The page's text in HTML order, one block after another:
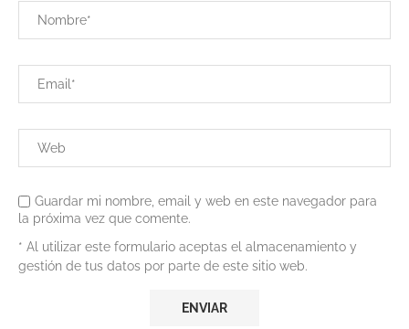
Guardar mi nombre, email y web en este navegador para
la próxima vez que comente.
* Al utilizar este formulario aceptas el almacenamiento y
gestión de tus datos por parte de este sitio web.